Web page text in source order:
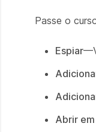
Passe o
Espiar
Abrir